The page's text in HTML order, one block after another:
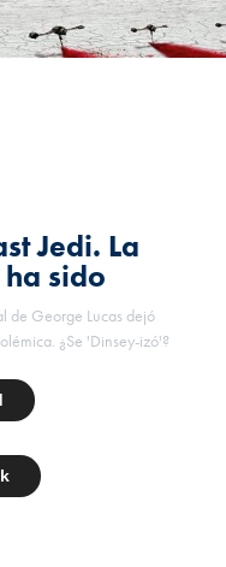
Jedi. La
sido
de George Lucas dejó
¿Se 'Dinsey-izó'?